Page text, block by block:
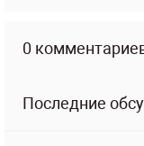
0
Последние